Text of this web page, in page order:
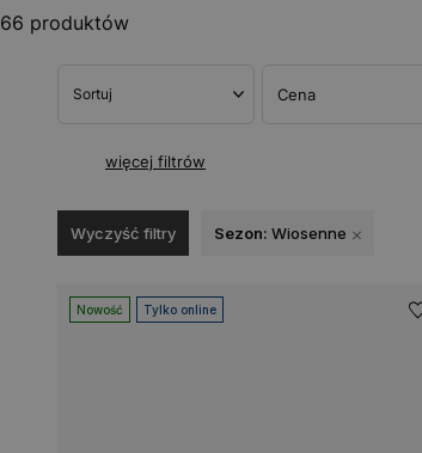
66 produktów
Sortuj Cena
więcej filtrów
Wyczyść filtry Sezon: Wiosenne
Nowość Tylko online